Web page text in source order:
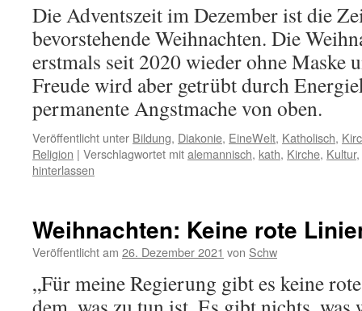
Die Adventszeit im Dezember ist die
bevorstehende Weihnachten. Die
erstmals seit 2020 wieder ohne Maske
Freude wird aber getrübt durch
permanente Angstmache von oben.
Veröffentlicht unter Bildung, Diakonie, EineWelt, Katholisch,
Religion | Verschlagwortet mitalemannisch, kath, Kirche, Kultur,
hinterlassen
Weihnachten: Keine rote
Veröffentlicht am 26. Dezember 2021 von Schw
„Für meine Regierung gibt es keine